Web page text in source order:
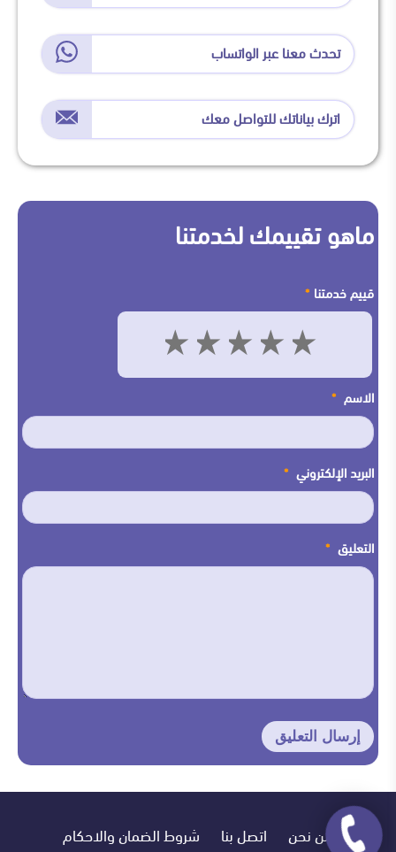
تحدث معنا عبر الواتساب
اترك بياناتك للتواصل معك
ماهو تقييمك لخدمتنا
قييم خدمتنا *
4 3 2 1
الاسم *
البريد الإلكتروني *
التعليق *
من نحن اتصل بنا شروط الضمان والاحكام